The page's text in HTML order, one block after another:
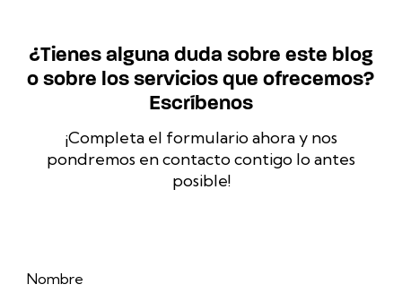
¿Tienes alguna duda sobre este blog
o sobre los servicios que ofrecemos?
Escríbenos
¡Completa el formulario ahora y nos
pondremos en contacto contigo lo antes
posible!
Nombre